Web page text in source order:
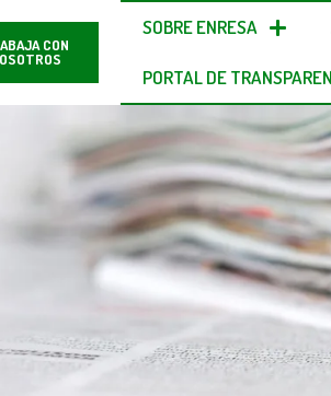
CON
SOBRE ENRESA
PORTAL DE